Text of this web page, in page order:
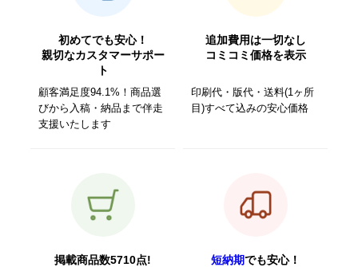
初めてでも安心！
親切なカスタマーサポー
ト
顧客満足度94.1%！商品選
びから入稿・納品まで伴走
支援いたします
追加費用は一切なし
コミコミ価格を表示
印刷代・版代・送料(1ヶ所
目)すべて込みの安心価格
掲載商品数5710点!
短納期でも安心！